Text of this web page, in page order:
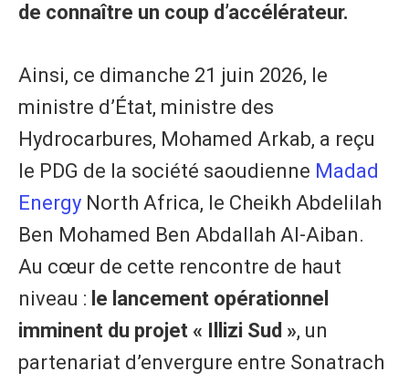
de connaître un coup d’accélérateur.
Ainsi, ce dimanche 21 juin 2026, le
ministre d’État, ministre des
Hydrocarbures, Mohamed Arkab, a reçu
le PDG de la société saoudienne Madad
Energy North Africa, le Cheikh Abdelilah
Ben Mohamed Ben Abdallah Al-Aiban.
Au cœur de cette rencontre de haut
niveau : le lancement opérationnel
imminent du projet « Illizi Sud », un
partenariat d’envergure entre Sonatrach